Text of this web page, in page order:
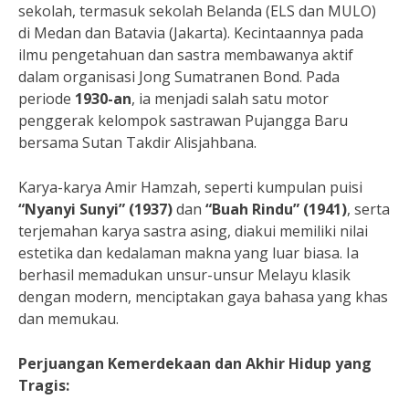
sekolah, termasuk sekolah Belanda (ELS dan MULO)
di Medan dan Batavia (Jakarta). Kecintaannya pada
ilmu pengetahuan dan sastra membawanya aktif
dalam organisasi Jong Sumatranen Bond. Pada
periode 1930-an, ia menjadi salah satu motor
penggerak kelompok sastrawan Pujangga Baru
bersama Sutan Takdir Alisjahbana.
Karya-karya Amir Hamzah, seperti kumpulan puisi
“Nyanyi Sunyi” (1937)dan “Buah Rindu” (1941), serta
terjemahan karya sastra asing, diakui memiliki nilai
estetika dan kedalaman makna yang luar biasa. Ia
berhasil memadukan unsur-unsur Melayu klasik
dengan modern, menciptakan gaya bahasa yang khas
dan memukau.
Perjuangan Kemerdekaan dan Akhir Hidup yang
Tragis: